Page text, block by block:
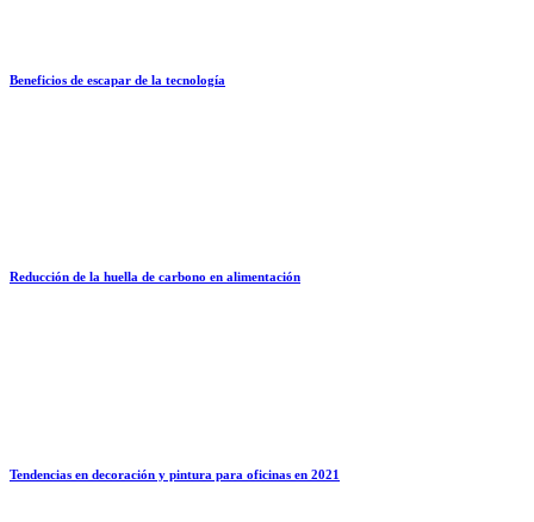
Beneficios de escapar de la tecnología
Reducción de la huella de carbono en alimentación
Tendencias en decoración y pintura para oficinas en 2021